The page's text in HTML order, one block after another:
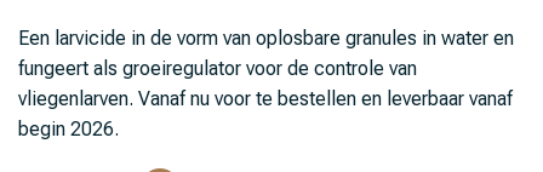
Een larvicide in de vorm van oplosbare granules in water en
fungeert als groeiregulator voor de controle van
vliegenlarven. Vanaf nu voor te bestellen en leverbaar vanaf
begin 2026.